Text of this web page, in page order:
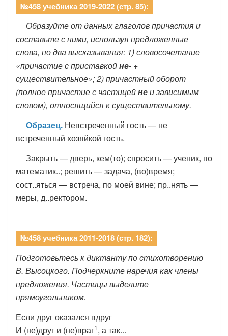
№458 учебника 2019-2022 (стр. 85):
Образуйте от данных глаголов причастия и
составьте с ними, используя предложенные
слова, по два высказывания: 1) словосочетание
«причастие с приставкойне- +
существительное»; 2) причастный оборот
(полное причастие с частицейнеи зависимым
словом), относящийся к существительному.
Образец. Невстреченный гость — не
встреченный хозяйкой гость.
Закрыть — дверь, кем(то); спросить — ученик, по
математик..; решить — задача, (во)время;
сост..яться — встреча, по моей вине; пр..нять —
меры, д..ректором.
№458 учебника 2011-2018 (стр. 182):
Подготовьтесь к диктанту по стихотворению
В. Высоцкого. Подчеркните наречия как члены
предложения. Частицы выделите
прямоугольником.
Если друг оказался вдруг
И (не)друг и (не)враг1, а так...